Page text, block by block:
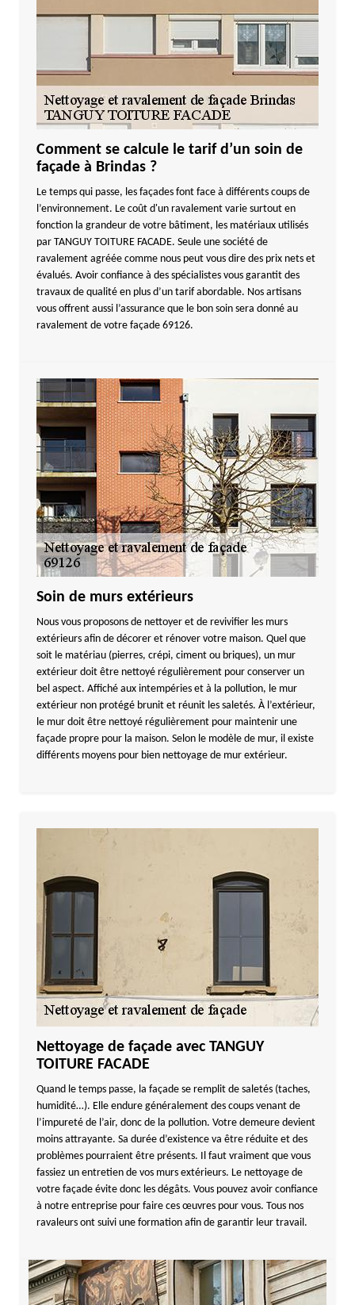
Comment se calcule le tarif d’un soin de
façade à Brindas ?
Le temps qui passe, les façades font face à différents coups de
l’environnement. Le coût d'un ravalement varie surtout en
fonction la grandeur de votre bâtiment, les matériaux utilisés
par TANGUY TOITURE FACADE. Seule une société de
ravalement agréée comme nous peut vous dire des prix nets et
évalués. Avoir confiance à des spécialistes vous garantit des
travaux de qualité en plus d’un tarif abordable. Nos artisans
vous offrent aussi l’assurance que le bon soin sera donné au
ravalement de votre façade 69126.
Soin de murs extérieurs
Nous vous proposons de nettoyer et de revivifier les murs
extérieurs afin de décorer et rénover votre maison. Quel que
soit le matériau (pierres, crépi, ciment ou briques), un mur
extérieur doit être nettoyé régulièrement pour conserver un
bel aspect. Affiché aux intempéries et à la pollution, le mur
extérieur non protégé brunit et réunit les saletés. À l’extérieur,
le mur doit être nettoyé régulièrement pour maintenir une
façade propre pour la maison. Selon le modèle de mur, il existe
différents moyens pour bien nettoyage de mur extérieur.
Nettoyage de façade avec TANGUY
TOITURE FACADE
Quand le temps passe, la façade se remplit de saletés (taches,
humidité…). Elle endure généralement des coups venant de
l’impureté de l’air, donc de la pollution. Votre demeure devient
moins attrayante. Sa durée d’existence va être réduite et des
problèmes pourraient être présents. Il faut vraiment que vous
fassiez un entretien de vos murs extérieurs. Le nettoyage de
votre façade évite donc les dégâts. Vous pouvez avoir confiance
à notre entreprise pour faire ces œuvres pour vous. Tous nos
ravaleurs ont suivi une formation afin de garantir leur travail.